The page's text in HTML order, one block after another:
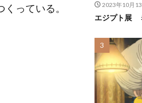
っている。
2023年10月
エジプト展